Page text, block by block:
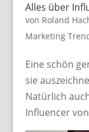
Alles über
von Roland
Marketing
Eine schön
sie
Natürlich
Influencer